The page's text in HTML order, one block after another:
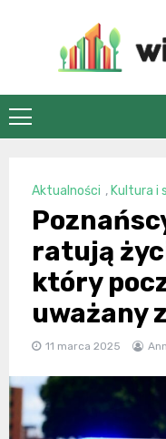
Aktualności , Kultura i
ratują
który
uważany
11 marca 2025